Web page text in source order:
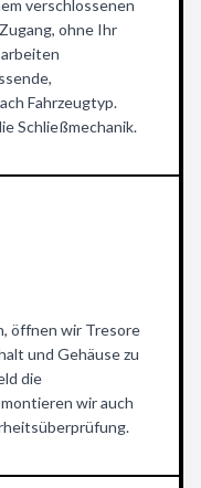
verschlossenen
ohne Ihr
Fahrzeugtyp.
Schließmechanik.
öffnen wir Tresore
und Gehäuse zu
die
wir auch